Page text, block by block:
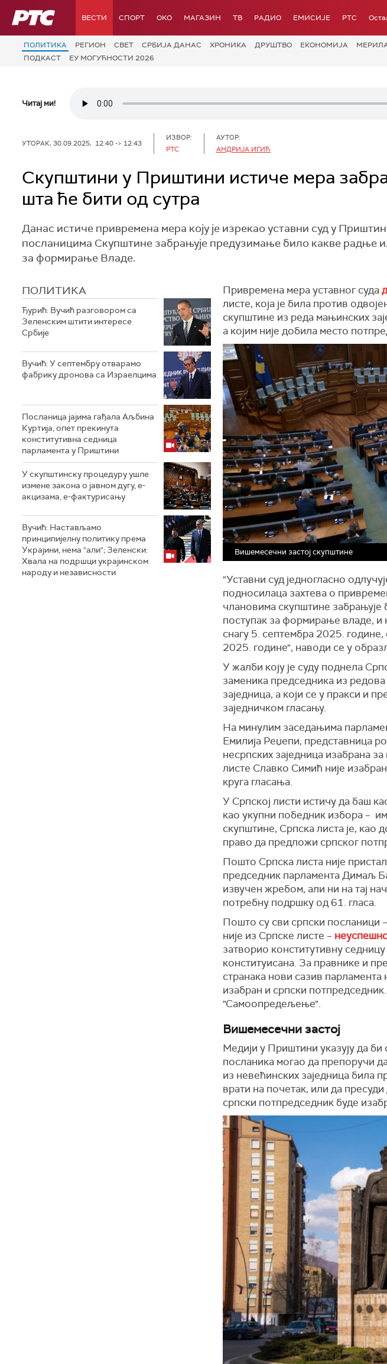
РТС ВЕСТИ СПОРТ OKO МАГАЗИН ТВ РАДИО ЕМИСИЈЕ РТС
ПОЛИТИКА РЕГИОН СВЕТ СРБИЈА ДАНАС ХРОНИКА ДРУШТВО ЕКОНОМИЈА
ПОДКАСТ
ЕУ МОГУЋНОСТИ 2026
Читај ми!
УТОРАК, 30.09.2025, 12:40 -> 12:43
ИЗВОР:
РТС
АУТОР:
АНДРИЈА ИГИЋ
Скупштини у Приштини истиче мера
шта ће бити од сутра
Данас истиче привремена мера коју је изрекао уставни суд у
посланицима Скупштине забрањује предузимање било какве радње
за формирање Владе.
ПОЛИТИКА
Ђурић: Вучић разговором са
Зеленским штити интересе
Србије
Вучић: У септембру отварамо
фабрику дронова са Израелцима
Посланица јајима гађала Аљбина
Куртија, опет прекинута
конститутивна седница
парламента у Приштини
У скупштинску процедуру ушле
измене закона о јавном дугу, е-
акцизама, е-фактурисању
Вучић: Настављамо
принципијелну политику према
Украјини, нема "али"; Зеленски:
Хвала на подршци украјинском
народу и независности
Привремена мера уставног суда
листе, која је била против
скупштине из реда мањинских
а којим није добила место
Вишемесечни застој скупштине
"Уставни суд једногласно
подносилаца захтева о
члановима скупштине забрањује
поступак за формирање владе, и
снагу 5. септембра 2025.
2025. године", наводи се у
У жалби коју је суду поднела
заменика председника из
заједница, а који се у пракси и
заједничком гласању.
На минулим заседањима
Емилија Реџепи, представница
несрпских заједница изабрана
листе Славко Симић није
круга гласања.
У Српској листи истичу да баш
као укупни победник избора –
скупштине, Српска листа је, као
право да предложи српског
Пошто Српска листа није
председник парламента Димаљ
извучен жребом, али ни на тај
потребну подршку од 61. гласа.
Пошто су сви српски посланици
није из Српске листе –
затворио конститутивну
конституисана. За правнике и
странака нови сазив парламента
изабран и српски
"Самоопредељење".
Вишемесечни застој
Медији у Приштини указују да
посланика могао да препоручи
из невећинских заједница била
врати на почетак, или да
српски потпредседник буде